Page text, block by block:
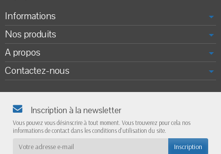
Informations
Nos produits
A propos
Contactez-nous
Inscription à la newsletter
Vous pouvez vous désinscrire à tout moment. Vous trouverez pour cela nos
informations de contact dans les conditions d'utilisation du site.